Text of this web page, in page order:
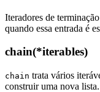
Iteradores de
quando essa entrada é
chain(*iterables)
chain trata vários
construir uma nova lista.